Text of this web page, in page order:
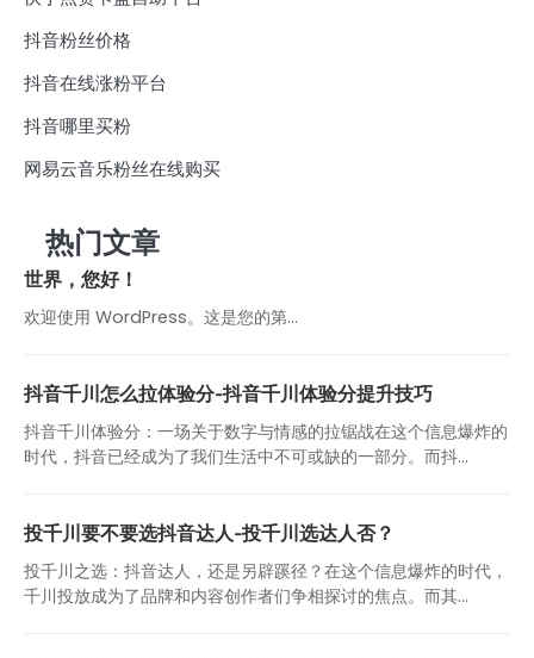
抖音粉丝价格
抖音在线涨粉平台
抖音哪里买粉
网易云音乐粉丝在线购买
热门文章
世界，您好！
欢迎使用 WordPress。这是您的第…
抖音千川怎么拉体验分-抖音千川体验分提升技巧
抖音千川体验分：一场关于数字与情感的拉锯战在这个信息爆炸的
时代，抖音已经成为了我们生活中不可或缺的一部分。而抖...
投千川要不要选抖音达人-投千川选达人否？
投千川之选：抖音达人，还是另辟蹊径？在这个信息爆炸的时代，
千川投放成为了品牌和内容创作者们争相探讨的焦点。而其...